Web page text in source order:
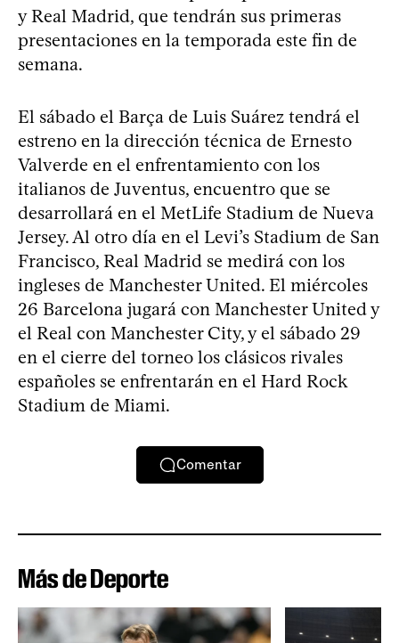
y Real Madrid, que tendrán sus primeras
presentaciones en la temporada este fin de
semana.
El sábado el Barça de Luis Suárez tendrá el
estreno en la dirección técnica de Ernesto
Valverde en el enfrentamiento con los
italianos de Juventus, encuentro que se
desarrollará en el MetLife Stadium de Nueva
Jersey. Al otro día en el Levi’s Stadium de San
Francisco, Real Madrid se medirá con los
ingleses de Manchester United. El miércoles
26 Barcelona jugará con Manchester United y
el Real con Manchester City, y el sábado 29
en el cierre del torneo los clásicos rivales
españoles se enfrentarán en el Hard Rock
Stadium de Miami.
Comentar
Más de Deporte